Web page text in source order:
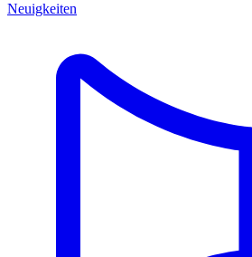
Neuigkeiten